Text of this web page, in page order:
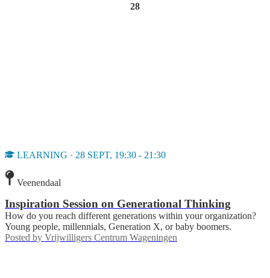
28
LEARNING · 28 SEPT, 19:30 - 21:30
Veenendaal
Inspiration Session on Generational Thinking
How do you reach different generations within your organization?
Young people, millennials, Generation X, or baby boomers.
Posted by Vrijwilligers Centrum Wageningen